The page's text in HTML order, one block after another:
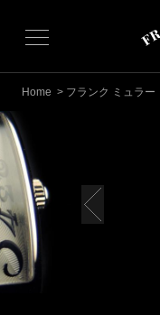
Home > フランク ミュラー